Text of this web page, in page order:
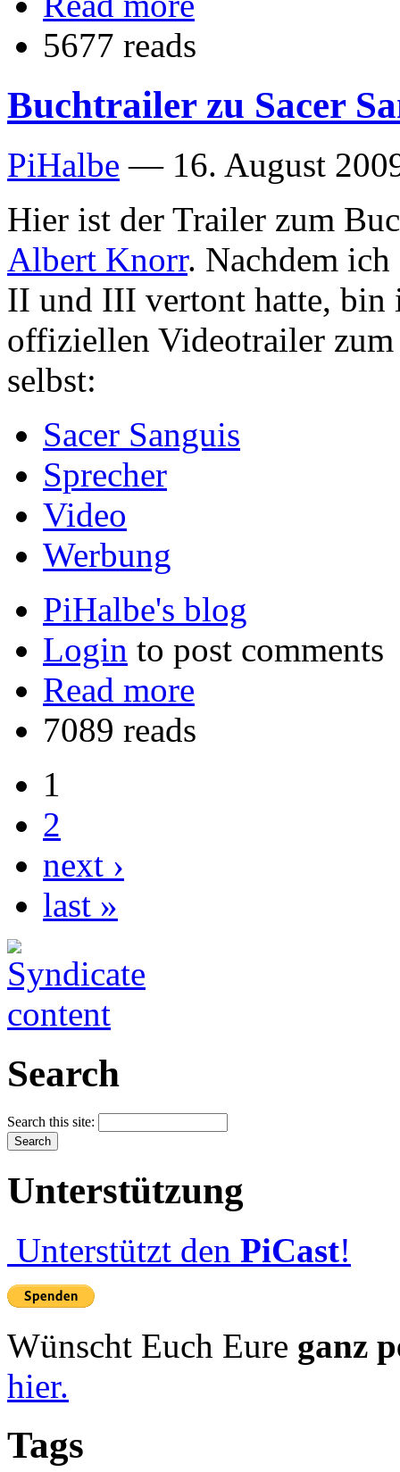
5677 reads
Buchtrailer zu Sacer
PiHalbe — 16. August
Hier ist der Trailer zum
Albert Knorr. Nachdem ich
II und III vertont hatte, bin
offiziellen Videotrailer zum
selbst:
Sacer Sanguis
Sprecher
Video
Werbung
PiHalbe's blog
Login to post comments
Read more
7089 reads
1
2
next ›
last »
Search
Search this site:
Unterstützung
Unterstützt den PiCast!
Wünscht Euch Eure ganz
hier.
Tags